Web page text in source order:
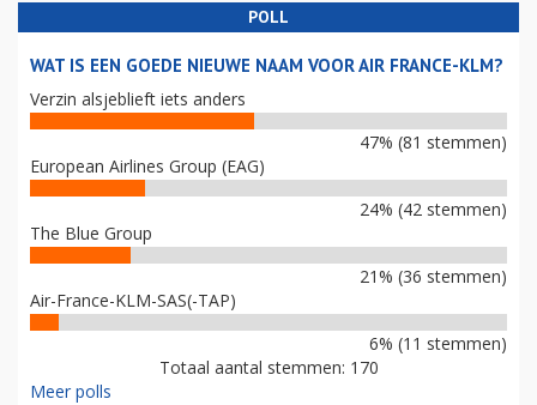
POLL
WAT IS EEN GOEDE NIEUWE NAAM VOOR AIR FRANCE-KLM?
Verzin alsjeblieft iets anders
47% (81 stemmen)
European Airlines Group (EAG)
24% (42 stemmen)
The Blue Group
21% (36 stemmen)
Air-France-KLM-SAS(-TAP)
6% (11 stemmen)
Totaal aantal stemmen: 170
Meer polls